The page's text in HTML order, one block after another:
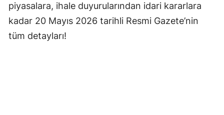
piyasalara, ihale duyurularından idari kararlara
kadar 20 Mayıs 2026 tarihli Resmi Gazete’nin
tüm detayları!